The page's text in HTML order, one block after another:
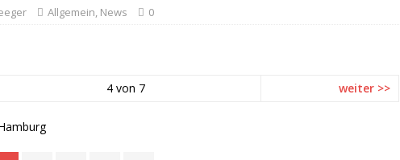
Allgemein, News 0
4 von 7 weiter >>